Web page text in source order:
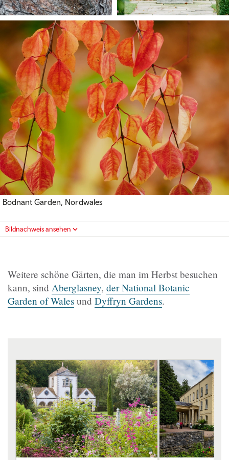
Bodnant Garden, Nordwales
Bildnachweis ansehen
Weitere schöne Gärten, die man im Herbst besuchen
kann, sind Aberglasney, der National Botanic
Garden of Wales und Dyffryn Gardens.